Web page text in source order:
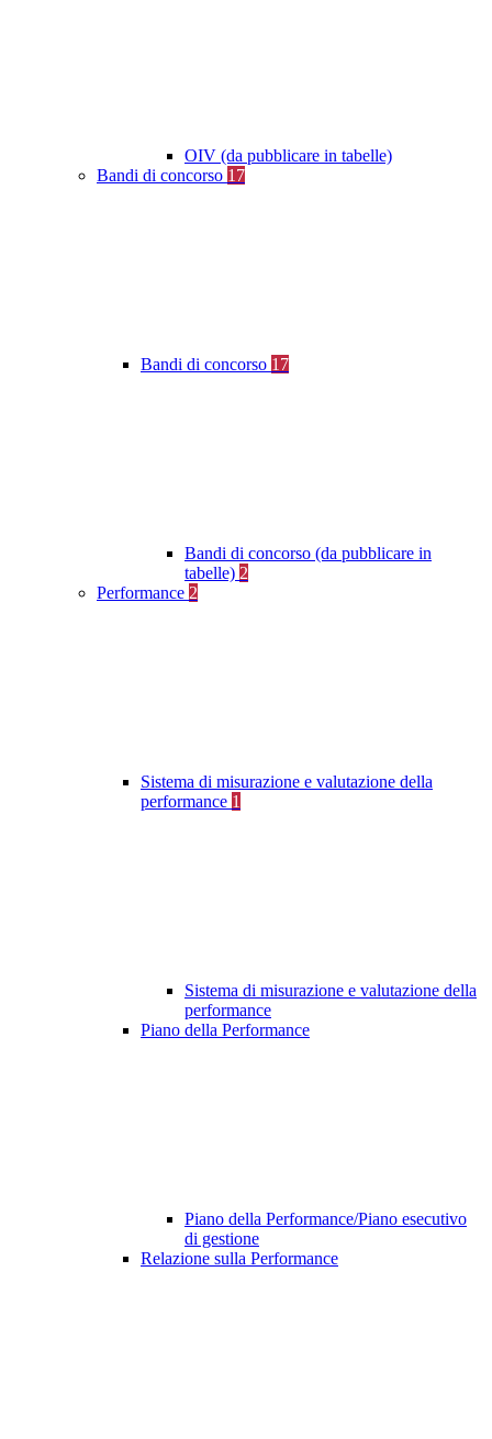
OIV (da pubblicare in tabelle)
Bandi di concorso 17
Bandi di concorso 17
Bandi di concorso (da pubblicare in
tabelle) 2
Performance 2
Sistema di misurazione e valutazione della
performance 1
Sistema di misurazione e valutazione della
performance
Piano della Performance
Piano della Performance/Piano esecutivo
di gestione
Relazione sulla Performance